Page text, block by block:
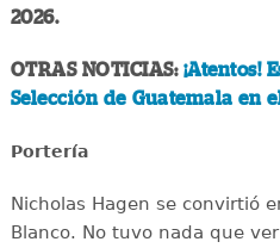
2026.
OTRAS NOTICIAS: ¡Atentos!
Selección de Guatemala en
Portería
Nicholas Hagen se convirtió
Blanco. No tuvo nada que